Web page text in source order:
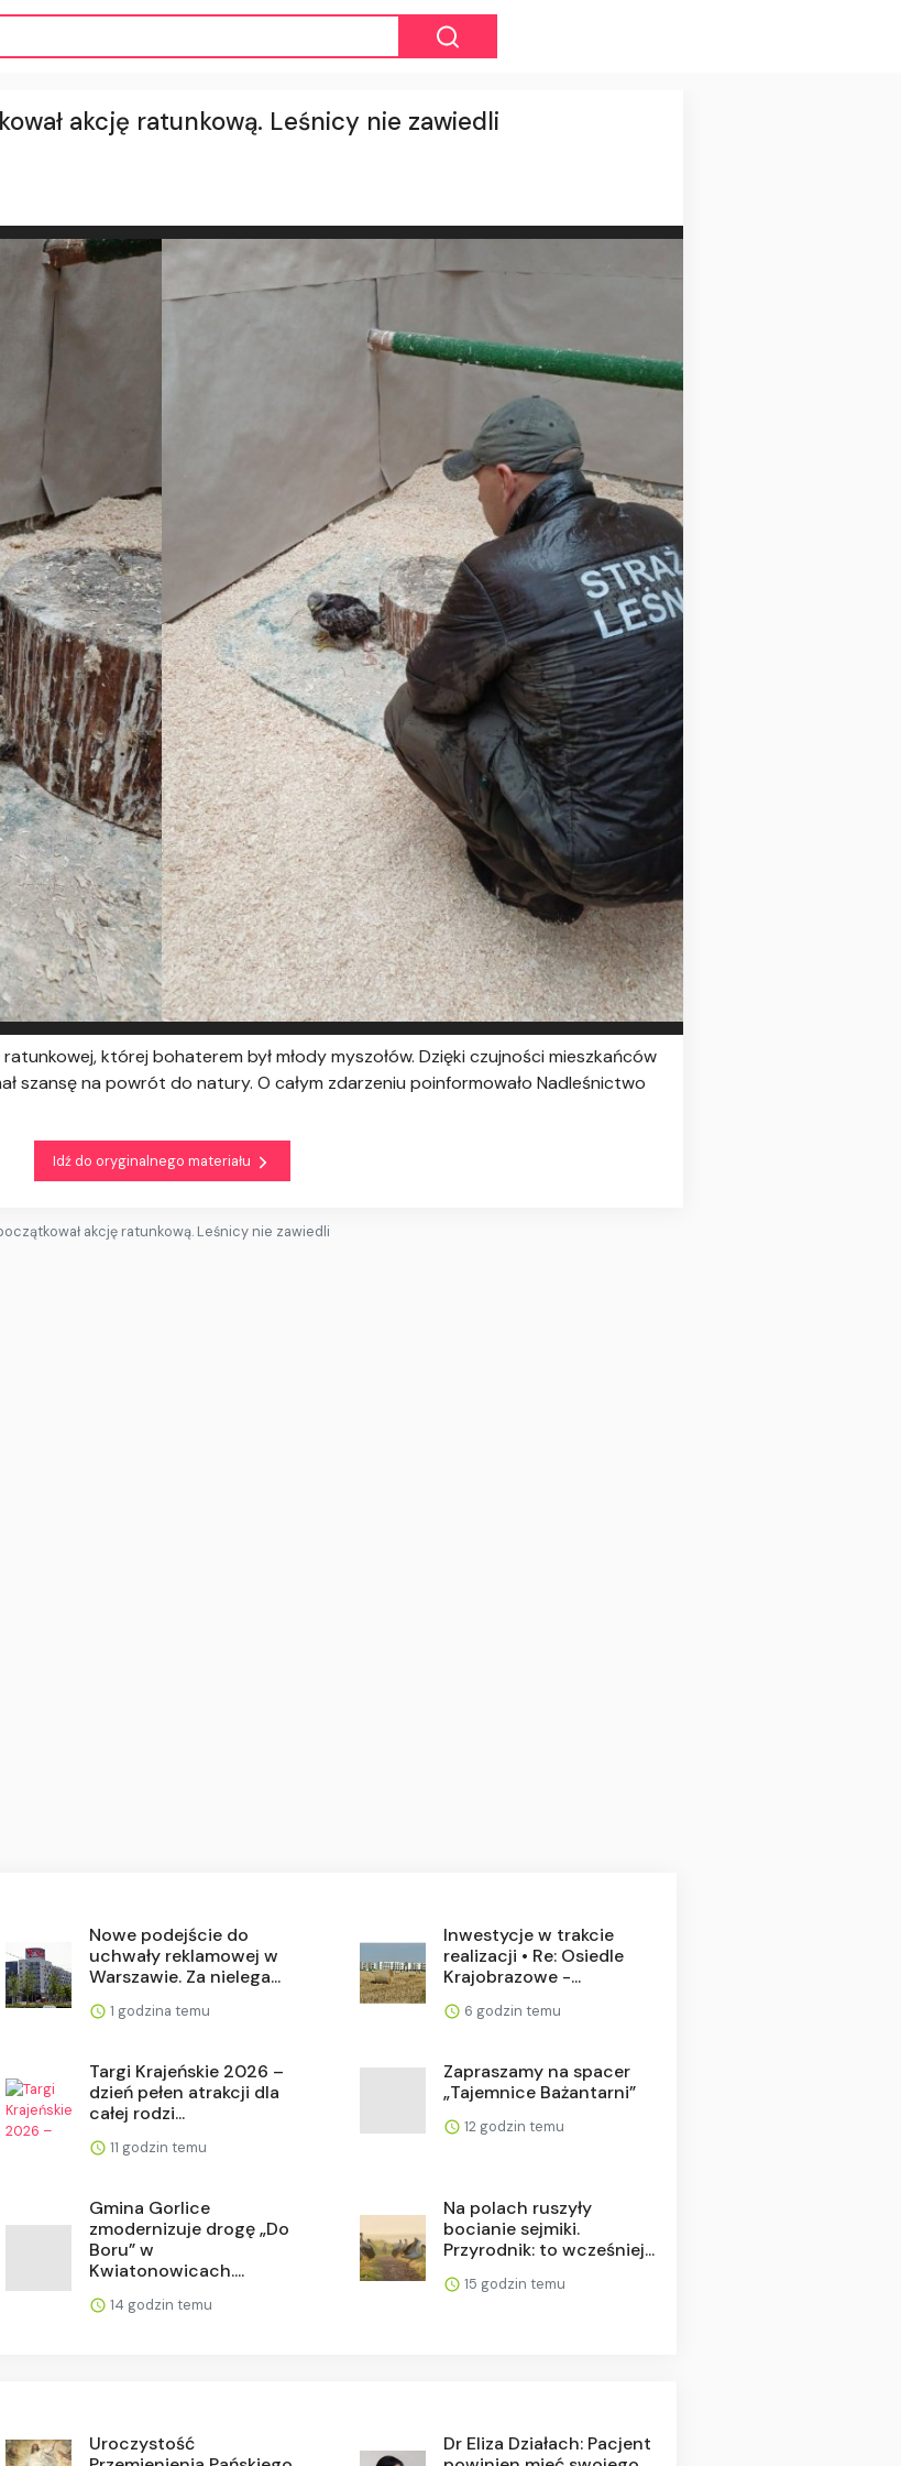
akcję ratunkową. Leśnicy nie zawiedli
której bohaterem był młody myszołów. Dzięki czujności mieszkańców
szansę na powrót do natury. O całym zdarzeniu poinformowało Nadleśnictwo
Idź do oryginalnego materiału
akcję ratunkową. Leśnicy nie zawiedli
Nowe podejście do
uchwały reklamowej w
Warszawie. Za nielega...
1 godzina temu
Inwestycje w trakcie
realizacji • Re: Osiedle
Krajobrazowe -...
6 godzin temu
Targi Krajeńskie 2026 –
dzień pełen atrakcji dla
całej rodzi...
11 godzin temu
Zapraszamy na spacer
„Tajemnice Bażantarni”
12 godzin temu
Gmina Gorlice
zmodernizuje drogę „Do
Boru” w
Kwiatonowicach....
14 godzin temu
Na polach ruszyły
bocianie sejmiki.
Przyrodnik: to wcześniej...
15 godzin temu
Uroczystość
Dr Eliza Działach: Pacjent